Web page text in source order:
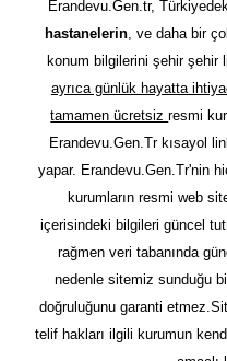
Erandevu.Gen.tr,
hastanelerin, ve daha bir
konum bilgilerini şehir şehir
ayrıca günlük hayatta
tamamen ücretsizresmi
Erandevu.Gen.Tr kısayol
yapar. Erandevu.Gen.Tr'nin
kurumların resmi web
içerisindeki bilgileri güncel
rağmen veri tabanında
nedenle sitemiz sunduğu
doğruluğunu garanti
telif hakları ilgili kurumun